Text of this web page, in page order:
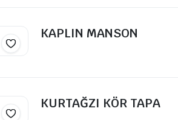
KAPLIN MANSON
KURTAĞZI KÖR TAPA